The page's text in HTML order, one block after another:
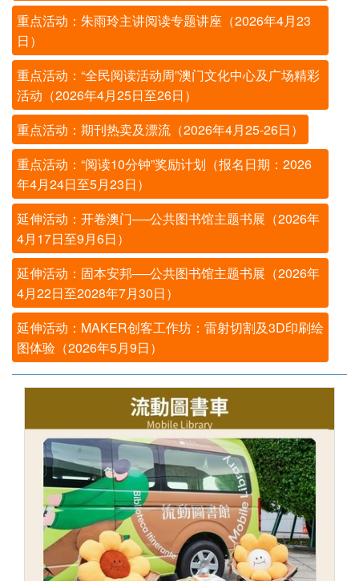
重点活动：朱雨玲主讲阅读专题讲座（2026年4月23
日）
重点活动：“全民阅读活动周”澳门文化中心及广场精彩
活动（2026年4月25日至26日）
重点活动：期刊热卖及漂流（2026年4月25-26日）
重点活动：“阅读10分钟”奖励计划（报名日期：2026
年4月24日至5月23日）
延伸活动：开卷澳门──公共图书馆主题书展（2026年
4月17日至9月6日）
延伸活动：固本安邦──公共图书馆主题书展（2026年
4月22日至2028年7月30日）
延伸活动：MAKER创客工作坊：雷射切割及3D印刷绘
图体验（2026年5月9日）